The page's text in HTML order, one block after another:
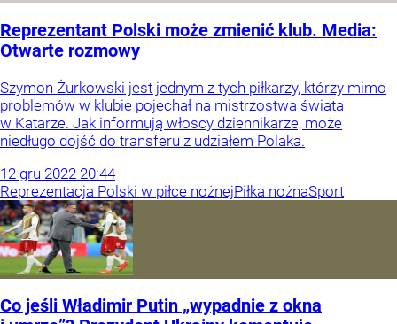
Reprezentant Polski może zmienić klub. Media:
Otwarte rozmowy
Szymon Żurkowski jest jednym z tych piłkarzy, którzy mimo
problemów w klubie pojechał na mistrzostwa świata
w Katarze. Jak informują włoscy dziennikarze, może
niedługo dojść do transferu z udziałem Polaka.
12 gru 2022 20:44
Reprezentacja Polski w piłce nożnejPiłka nożnaSport
Co jeśli Władimir Putin „wypadnie z okna